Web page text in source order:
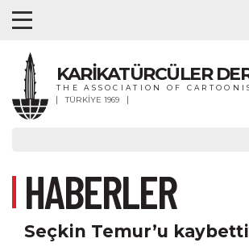
KARİKATÜRCÜLER
THE ASSOCIATION OF
TÜRKİYE 1969
HABERLER
Seçkin Temur’u